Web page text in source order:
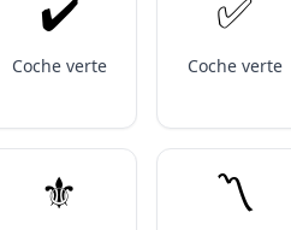
Coche verte Coche verte
⚜️ 〽️